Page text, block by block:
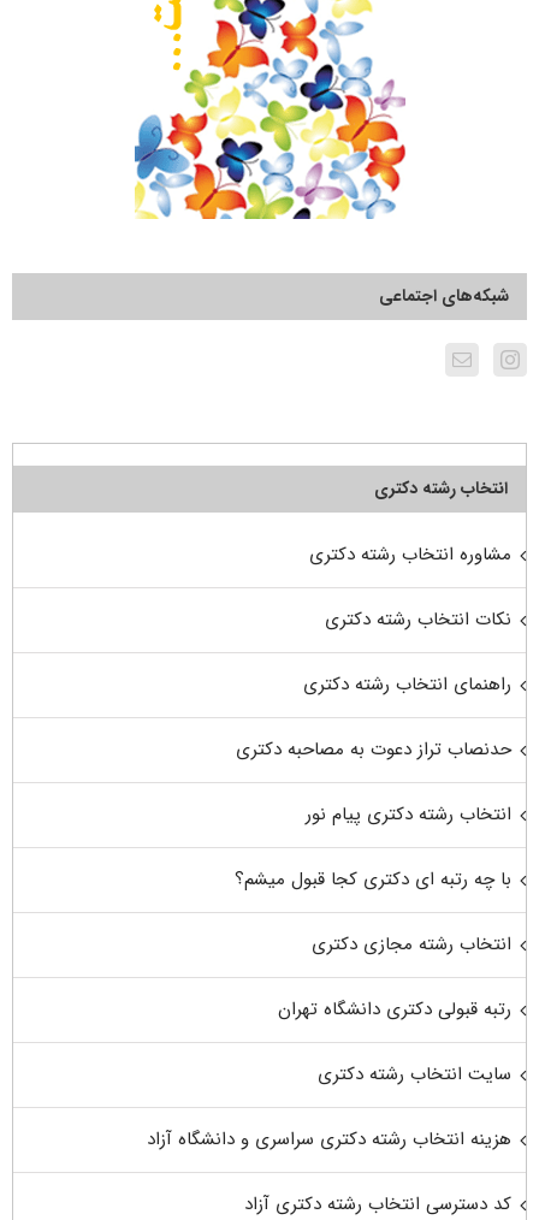
شبکه‌های اجتماعی
انتخاب رشته دکتری
مشاوره انتخاب رشته دکتری
نکات انتخاب رشته دکتری
راهنمای انتخاب رشته دکتری
حدنصاب تراز دعوت به مصاحبه دکتری
انتخاب رشته دکتری پیام نور
با چه رتبه ای دکتری کجا قبول میشم؟
انتخاب رشته مجازی دکتری
رتبه قبولی دکتری دانشگاه تهران
سایت انتخاب رشته دکتری
هزینه انتخاب رشته دکتری سراسری و دانشگاه آزاد
کد دسترسی انتخاب رشته دکتری آزاد